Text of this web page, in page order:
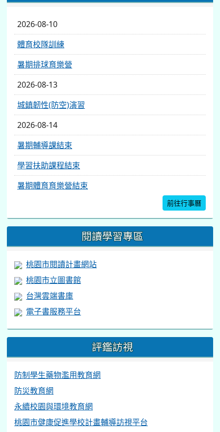
2026-08-10
體育校隊訓練
暑期排球育樂營
2026-08-13
城鎮韌性(防空)演習
2026-08-14
暑期輔導課結束
學習扶助課程結束
暑期體育育樂營結束
前往行事曆
閱讀學習專區
桃園市閱讀計畫網站
桃園市立圖書館
台灣雲端書庫
電子書服務平台
評鑑訪視
防制學生藥物濫用教育網
防災教育網
永續校園與環境教育網
桃園市健康促進學校計畫輔導訪視平台